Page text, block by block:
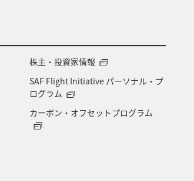
株主・投資家情報
SAF Flight Initiative パーソナル・プ
ログラム
カーボン・オフセットプログラム